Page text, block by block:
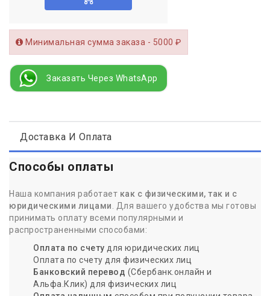
Минимальная сумма заказа - 5000 ₽
Заказать Через WhatsApp
Доставка И Оплата
Способы оплаты
Наша компания работает как с физическими, так и с
юридическими лицами . Для вашего удобства мы готовы
принимать оплату всеми популярными и
распространенными способами:
Оплата по счету для юридических лиц
Оплата по счету для физических лиц
Банковский перевод (Сбербанк.онлайн и
Альфа.Клик) для физических лиц